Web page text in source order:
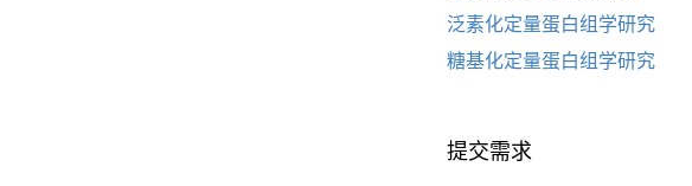
泛素化定量蛋白组学研究
糖基化定量蛋白组学研究
提交需求